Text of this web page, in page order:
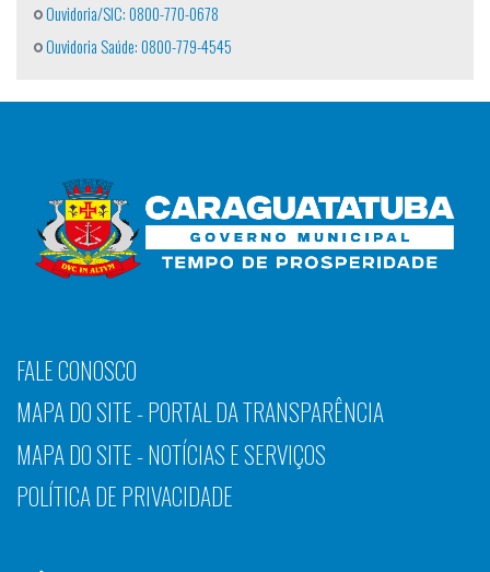
Ouvidoria/SIC: 0800-770-0678
Ouvidoria Saúde: 0800-779-4545
FALE CONOSCO
MAPA DO SITE - PORTAL DA TRANSPARÊNCIA
MAPA DO SITE - NOTÍCIAS E SERVIÇOS
POLÍTICA DE PRIVACIDADE